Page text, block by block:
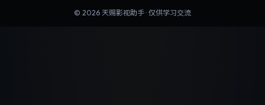
© 2026 天赐影视助手 · 仅供学习交流